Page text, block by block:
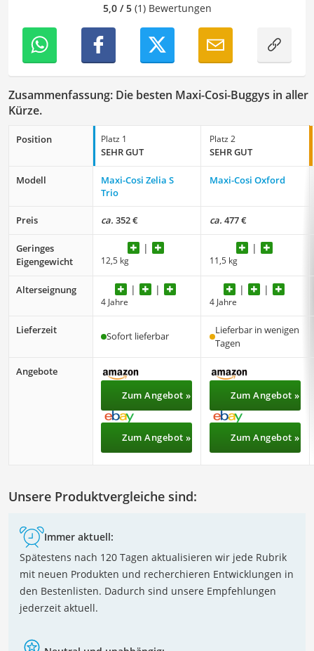
5,0 / 5(1) Bewertungen
Zusammenfassung: Die besten Maxi-Cosi-Buggys in aller
Kürze.
Position Platz 1
SEHR GUT
Platz 2
SEHR GUT
Modell
Maxi-Cosi Zelia S
Trio
Maxi-Cosi Oxford
Preis ca. 352 € ca. 477 €
Geringes
Eigengewicht
12,5 kg 11,5 kg
Alterseignung
4 Jahre 4 Jahre
Lieferzeit
Sofort lieferbar
Lieferbar in wenigen
Tagen
Angebote
Zum Angebot »
Zum Angebot »
Zum Angebot »
Zum Angebot »
Unsere Produktvergleiche sind:
Immer aktuell:
Spätestens nach 120 Tagen aktualisieren wir jede Rubrik
mit neuen Produkten und recherchieren Entwicklungen in
den Bestenlisten. Dadurch sind unsere Empfehlungen
jederzeit aktuell.